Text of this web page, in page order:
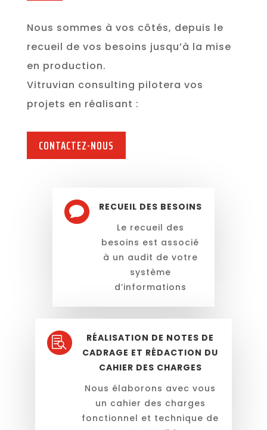
Nous sommes à vos côtés, depuis le
recueil de vos besoins jusqu’à la mise
en production.
Vitruvian consulting pilotera vos
projets en réalisant :
CONTACTEZ-NOUS

RECUEIL DES BESOINS
Le recueil des
besoins est associé
à un audit de votre
système
d’informations

RÉALISATION DE NOTES DE
CADRAGE ET RÉDACTION DU
CAHIER DES CHARGES
Nous élaborons avec vous
un cahier des charges
fonctionnel et technique de